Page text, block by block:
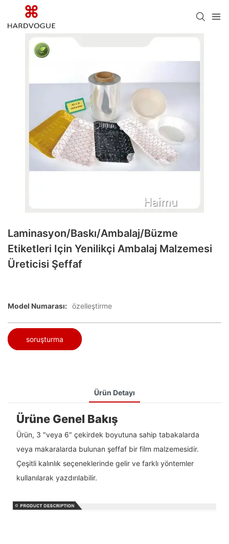
Laminasyon/baskı/ambalaj/büzme
Etiketleri Için Yenilikçi Ambalaj Malzemesi
Üreticisi Şeffaf
Model Numarası: özelleştirme
soruşturma
Ürün Detayı
Ürüne Genel Bakış
Ürün, 3 "veya 6" çekirdek boyutuna sahip tabakalarda
veya makaralarda bulunan şeffaf bir film malzemesidir.
Çeşitli kalınlık seçeneklerinde gelir ve farklı yöntemler
kullanılarak yazdırılabilir.